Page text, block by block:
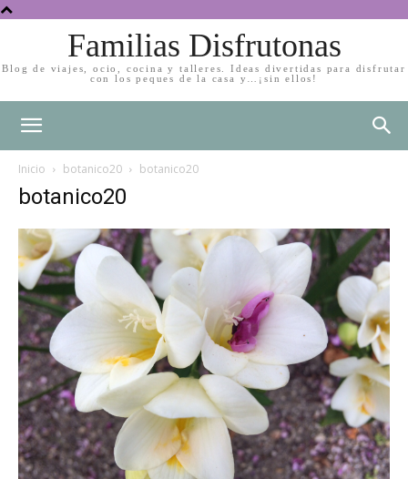
Familias Disfrutonas
Blog de viajes, ocio, cocina y talleres. Ideas divertidas para disfrutar
con los peques de la casa y…¡sin ellos!
Inicio botanico20 botanico20
botanico20